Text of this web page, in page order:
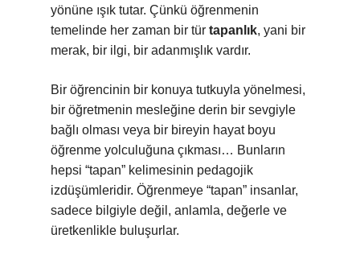
yönüne ışık tutar. Çünkü öğrenmenin
temelinde her zaman bir tür tapanlık, yani bir
merak, bir ilgi, bir adanmışlık vardır.
Bir öğrencinin bir konuya tutkuyla yönelmesi,
bir öğretmenin mesleğine derin bir sevgiyle
bağlı olması veya bir bireyin hayat boyu
öğrenme yolculuğuna çıkması… Bunların
hepsi “tapan” kelimesinin pedagojik
izdüşümleridir. Öğrenmeye “tapan” insanlar,
sadece bilgiyle değil, anlamla, değerle ve
üretkenlikle buluşurlar.